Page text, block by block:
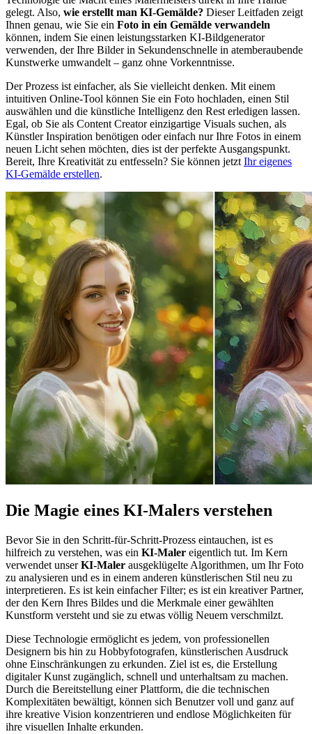
gelegt. Also, wie erstellt man KI-Gemälde? Dieser Leitfaden zeigt
Ihnen genau, wie Sie ein Foto in ein Gemälde verwandeln
können, indem Sie einen leistungsstarken KI-Bildgenerator
verwenden, der Ihre Bilder in Sekundenschnelle in atemberaubende
Kunstwerke umwandelt – ganz ohne Vorkenntnisse.
Der Prozess ist einfacher, als Sie vielleicht denken. Mit einem
intuitiven Online-Tool können Sie ein Foto hochladen, einen Stil
auswählen und die künstliche Intelligenz den Rest erledigen lassen.
Egal, ob Sie als Content Creator einzigartige Visuals suchen, als
Künstler Inspiration benötigen oder einfach nur Ihre Fotos in einem
neuen Licht sehen möchten, dies ist der perfekte Ausgangspunkt.
Bereit, Ihre Kreativität zu entfesseln? Sie können jetztIhr eigenes
KI-Gemälde erstellen.
Die Magie eines KI-Malers verstehen
Bevor Sie in den Schritt-für-Schritt-Prozess eintauchen, ist es
hilfreich zu verstehen, was ein KI-Maler eigentlich tut. Im Kern
verwendet unserKI-Maler ausgeklügelte Algorithmen, um Ihr Foto
zu analysieren und es in einem anderen künstlerischen Stil neu zu
interpretieren. Es ist kein einfacher Filter; es ist ein kreativer Partner,
der den Kern Ihres Bildes und die Merkmale einer gewählten
Kunstform versteht und sie zu etwas völlig Neuem verschmilzt.
Diese Technologie ermöglicht es jedem, von professionellen
Designern bis hin zu Hobbyfotografen, künstlerischen Ausdruck
ohne Einschränkungen zu erkunden. Ziel ist es, die Erstellung
digitaler Kunst zugänglich, schnell und unterhaltsam zu machen.
Durch die Bereitstellung einer Plattform, die die technischen
Komplexitäten bewältigt, können sich Benutzer voll und ganz auf
ihre kreative Vision konzentrieren und endlose Möglichkeiten für
ihre visuellen Inhalte erkunden.